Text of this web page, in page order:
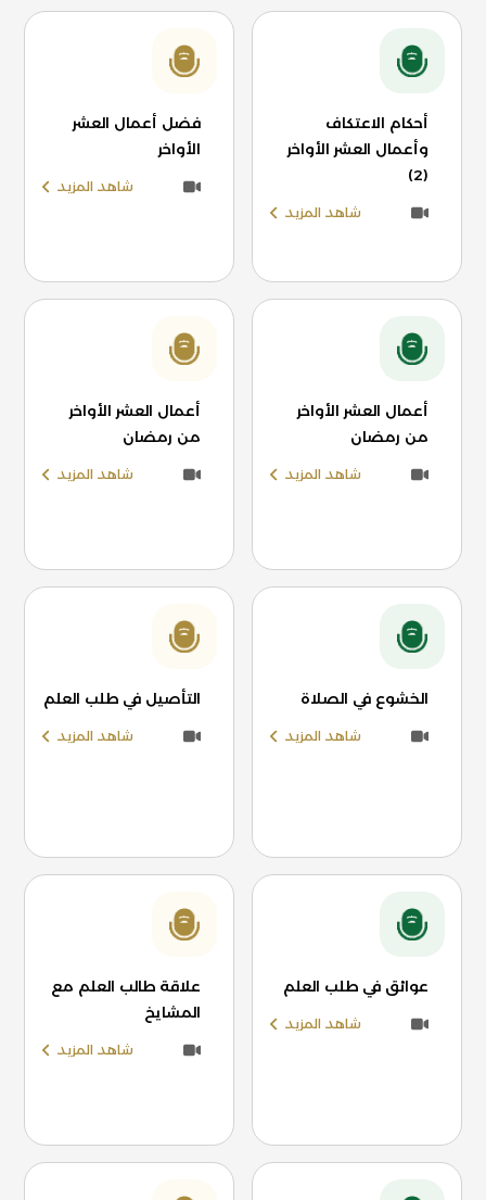
أحكام الاعتكاف
وأعمال العشر الأواخر
(2)
شاهد المزيد
فضل أعمال العشر
الأواخر
شاهد المزيد
أعمال العشر الأواخر
من رمضان
شاهد المزيد
أعمال العشر الأواخر
من رمضان
شاهد المزيد
الخشوع في الصلاة
شاهد المزيد
التأصيل في طلب العلم
شاهد المزيد
عوائق في طلب العلم
شاهد المزيد
علاقة طالب العلم مع
المشايخ
شاهد المزيد